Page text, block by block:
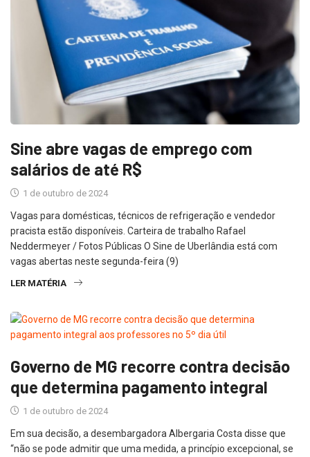
Sine abre vagas de emprego com
salários de até R$
1 de outubro de 2024
Vagas para domésticas, técnicos de refrigeração e vendedor
pracista estão disponíveis. Carteira de trabalho Rafael
Neddermeyer / Fotos Públicas O Sine de Uberlândia está com
vagas abertas neste segunda-feira (9)
LER MATÉRIA
Governo de MG recorre contra decisão
que determina pagamento integral
1 de outubro de 2024
Em sua decisão, a desembargadora Albergaria Costa disse que
“não se pode admitir que uma medida, a princípio excepcional, se